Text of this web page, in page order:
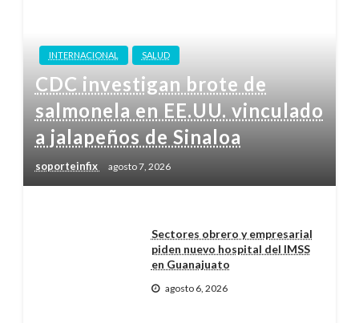
INTERNACIONAL SALUD
CDC investigan brote de
salmonela en EE.UU. vinculado
a jalapeños de Sinaloa
soporteinfix agosto 7, 2026
Sectores obrero y empresarial
piden nuevo hospital del IMSS
en Guanajuato
agosto 6, 2026